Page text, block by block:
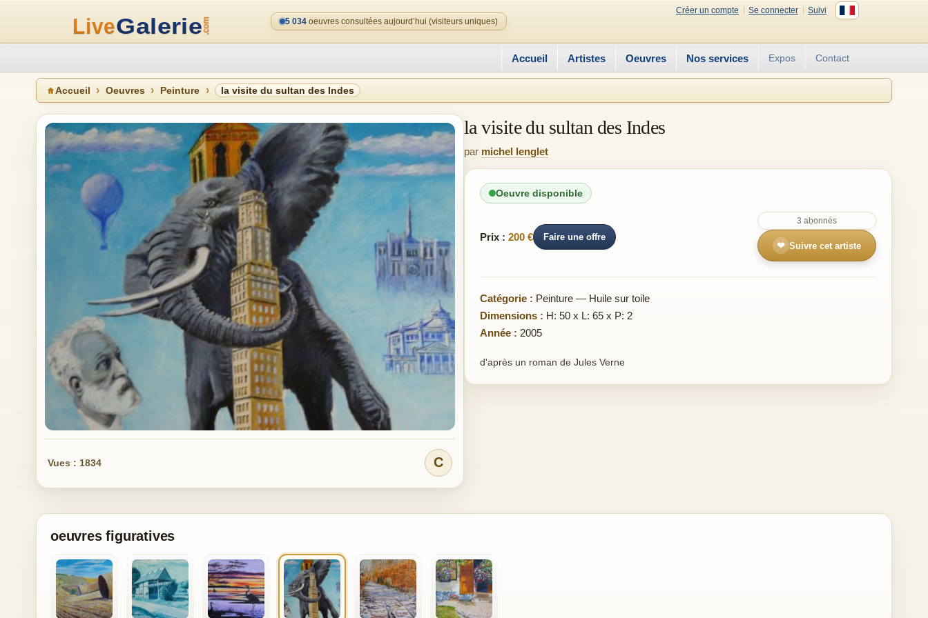
Créer un compte Se connecter
Suivi
5 034 oeuvres consultées aujourd’hui (visiteurs uniques)
Accueil Artistes Oeuvres Nos services Expos Contact
Accueil Oeuvres Peinture la visite du sultan des Indes
Vues : 1834 C
la visite du sultan des Indes
par michel lenglet
Oeuvre disponible
Prix : 200 € Faire une offre
3 abonnés
❤ Suivre cet artiste
Catégorie : Peinture — Huile sur toile
Dimensions : H: 50 x L: 65 x P: 2
Année : 2005
d'après un roman de Jules Verne
oeuvres figuratives